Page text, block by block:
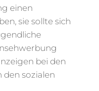
einen
sie sollte sich
bei den
den sozialen